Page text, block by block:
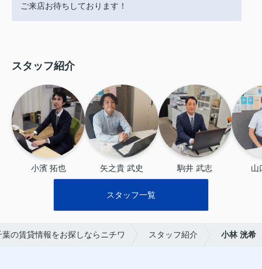
ご来店お待ちしております！
スタッフ紹介
小濱 拓也 矢之貴 武史 駒井 武志 山
スタッフ一覧
の賃貸情報をお探しならニチワ スタッフ紹介 小林 洸希